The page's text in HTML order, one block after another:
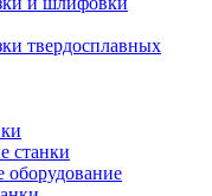
твердосплавных
станки
оборудование